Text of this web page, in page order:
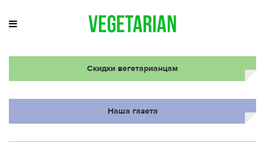
Скидки вегетарианцам
Наша газета